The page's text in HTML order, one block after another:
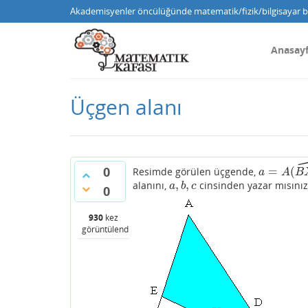
Akademisyenler öncülüğünde matematik/fizik/bilgisayar
Üçgen alanı
0
0
930 kez
görüntülendi
Resimde görülen üçgende, a = A(B
a=A( BXE^)
alanını, a, b, c
a,b,c cinsinden yazar